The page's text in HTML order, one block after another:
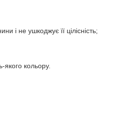
і не ушкоджує її цілісність;
якого кольору.